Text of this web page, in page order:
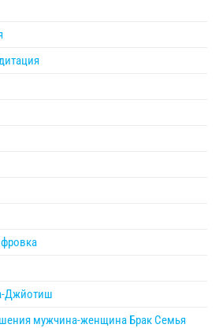
Джйотиш
мужчина-женщина Брак Семья